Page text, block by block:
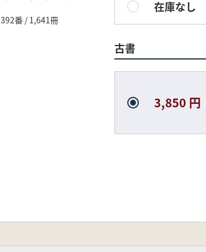
392番 / 1,641冊
在庫なし
古書
3,850 円